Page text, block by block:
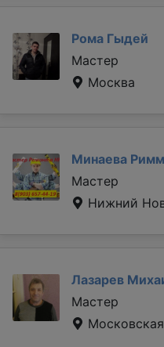
Рома Гыдей
Мастер
Москва
Минаева
Мастер
Нижний
Лазарев
Мастер